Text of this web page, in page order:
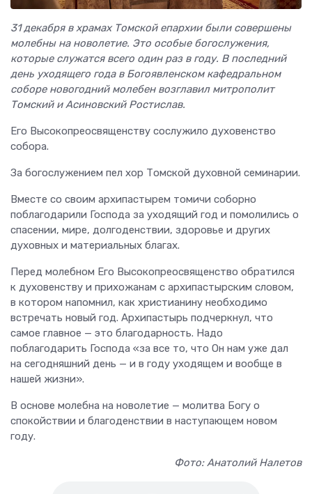
31 декабря в храмах Томской епархии были совершены
молебны на новолетие. Это особые богослужения,
которые служатся всего один раз в году. В последний
день уходящего года в Богоявленском кафедральном
соборе новогодний молебен возглавил митрополит
Томский и Асиновский Ростислав.
Его Высокопреосвященству сослужило духовенство
собора.
За богослужением пел хор Томской духовной семинарии.
Вместе со своим архипастырем томичи соборно
поблагодарили Господа за уходящий год и помолились о
спасении, мире, долгоденствии, здоровье и других
духовных и материальных благах.
Перед молебном Его Высокопреосвященство обратился
к духовенству и прихожанам с архипастырским словом,
в котором напомнил, как христианину необходимо
встречать новый год. Архипастырь подчеркнул, что
самое главное — это благодарность. Надо
поблагодарить Господа «за все то, что Он нам уже дал
на сегодняшний день — и в году уходящем и вообще в
нашей жизни».
В основе молебна на новолетие — молитва Богу о
спокойствии и благоденствии в наступающем новом
году.
Фото: Анатолий Налетов